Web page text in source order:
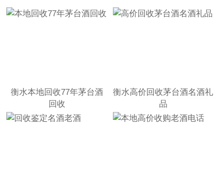
衡水本地回收77年茅台酒
回收
衡水高价回收茅台酒名酒礼
品